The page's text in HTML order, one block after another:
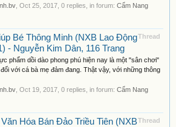
Oct 25, 2017 , 0 replies, in forum: Cẩm Nang
Thread
Bé Thông Minh (NXB Lao Động
- Nguyễn Kim Dân, 116 Trang
phẩm dồi dào phong phú hiện nay là một "sân chơi"
với cá bà mẹ đảm đang. Thật vậy, với những thông
Oct 19, 2017 , 0 replies, in forum: Cẩm Nang
Thread
Hóa Bán Đảo Triều Tiên (NXB